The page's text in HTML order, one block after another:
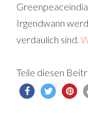
Irgendwann
verdaulich sind.
Teile diesen